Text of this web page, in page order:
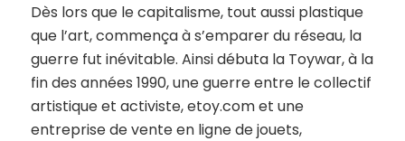
Dès lors que le capitalisme, tout aussi plastique
que l’art, commença à s’emparer du réseau, la
guerre fut inévitable. Ainsi débuta la Toywar, à la
fin des années 1990, une guerre entre le collectif
artistique et activiste, etoy.com et une
entreprise de vente en ligne de jouets,